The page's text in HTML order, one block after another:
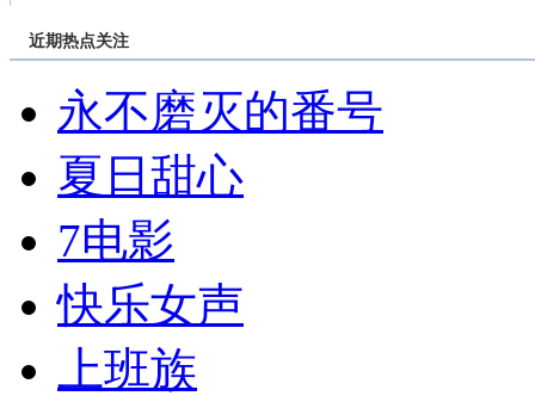
近期热点关注
永不磨灭的番号
夏日甜心
7电影
快乐女声
上班族